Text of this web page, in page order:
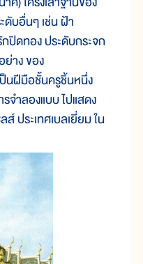
ดับอื่นๆ เช่น ฝ้า
ปิดทอง ประดับกระจก
าง ของ
นฝีมือชั้นครูชิ้นหนึ่ง
จำลองแบบ ไปแสดง
ประเทศเบลเยี่ยม ใน